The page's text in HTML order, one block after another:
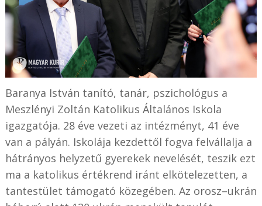
Baranya István tanító, tanár, pszichológus a
Meszlényi Zoltán Katolikus Általános Iskola
igazgatója. 28 éve vezeti az intézményt, 41 éve
van a pályán. Iskolája kezdettől fogva felvállalja a
hátrányos helyzetű gyerekek nevelését, teszik ezt
ma a katolikus értékrend iránt elkötelezetten, a
tantestület támogató közegében. Az orosz–ukrán